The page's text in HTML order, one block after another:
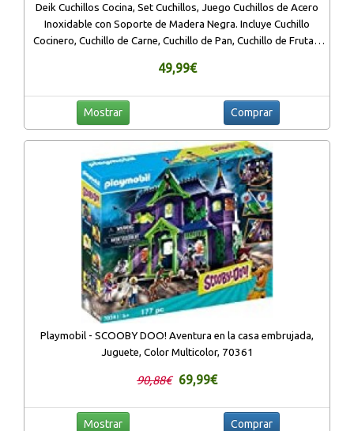
Deik Cuchillos Cocina, Set Cuchillos, Juego Cuchillos de Acero
Inoxidable con Soporte de Madera Negra. Incluye Cuchillo
Cocinero, Cuchillo de Carne, Cuchillo de Pan, Cuchillo de Frutas,
49,99€
Mostrar Comprar
Playmobil - SCOOBY DOO! Aventura en la casa embrujada,
Juguete, Color Multicolor, 70361
90,88€ 69,99€
Mostrar Comprar